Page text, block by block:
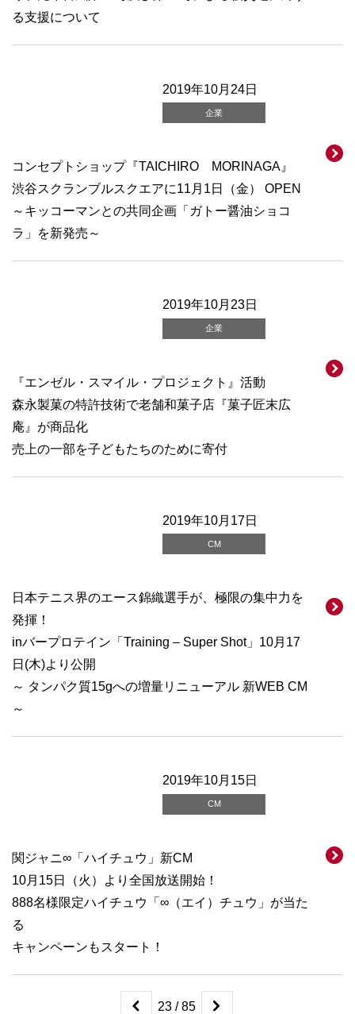
る支援について
2019年10月24日
企業
コンセプトショップ『TAICHIRO MORINAGA』
渋谷スクランブルスクエアに11月1日（金） OPEN
～キッコーマンとの共同企画「ガトー醤油ショコ
ラ」を新発売～
2019年10月23日
企業
『エンゼル・スマイル・プロジェクト』活動
森永製菓の特許技術で老舗和菓子店『菓子匠末広
庵』が商品化
売上の一部を子どもたちのために寄付
2019年10月17日
CM
日本テニス界のエース錦織選手が、極限の集中力を
発揮！
inバープロテイン「Training – Super Shot」10月17
日(木)より公開
～ タンパク質15gへの増量リニューアル 新WEB CM
～
2019年10月15日
CM
関ジャニ∞「ハイチュウ」新CM
10月15日（火）より全国放送開始！
888名様限定ハイチュウ「∞（エイ）チュウ」が当た
る
キャンペーンもスタート！
23 / 85